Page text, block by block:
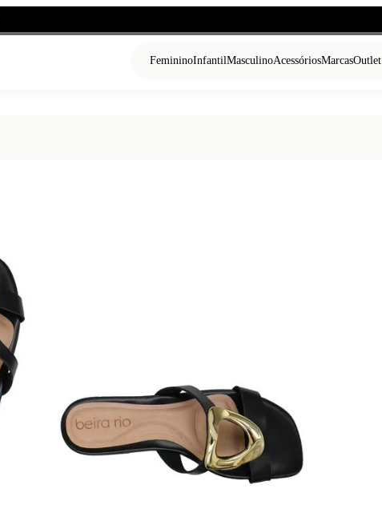
FemininoInfantilMasculinoAcessóriosMarcasOutlet